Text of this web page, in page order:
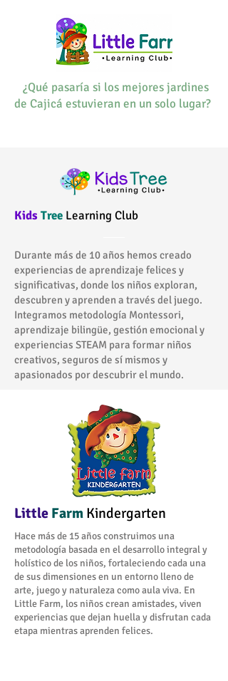
¿Qué pasaría si los mejores jardines
de Cajicá estuvieran en un solo lugar?
KidsTree Learning Club
Durante más de 10 años hemos creado
experiencias de aprendizaje felices y
significativas, donde los niños exploran,
descubren y aprenden a través del juego.
Integramos metodología Montessori,
aprendizaje bilingüe, gestión emocional y
experiencias STEAM para formar niños
creativos, seguros de sí mismos y
apasionados por descubrir el mundo.
Little Farm Kindergarten
Hace más de 15 años construimos una
metodología basada en el desarrollo integral y
holístico de los niños, fortaleciendo cada una
de sus dimensiones en un entorno lleno de
arte, juego y naturaleza como aula viva. En
Little Farm, los niños crean amistades, viven
experiencias que dejan huella y disfrutan cada
etapa mientras aprenden felices.